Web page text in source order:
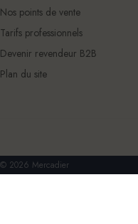
Nos points de vente
Tarifs professionnels
Devenir revendeur B2B
Plan du site
© 2026 Mercadier